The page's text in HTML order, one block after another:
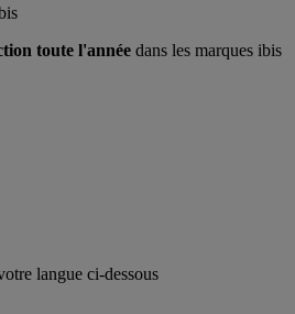
toute l'année dans les marques ibis
langue ci-dessous